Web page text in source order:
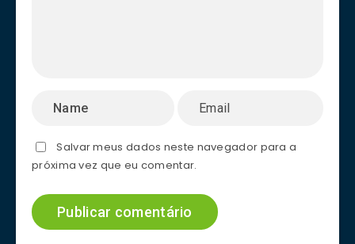
Salvar meus dados neste navegador para a
próxima vez que eu comentar.